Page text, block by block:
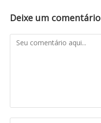
Deixe um comentário